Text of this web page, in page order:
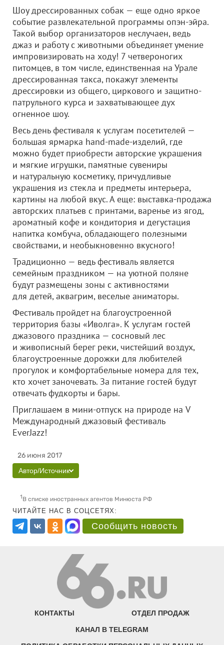
Шоу дрессированных собак — еще одно яркое
событие развлекательной программы опэн-эйра.
Такой выбор организаторов неслучаен, ведь
джаз и работу с животными объединяет умение
импровизировать на ходу! 7 четвероногих
питомцев, в том числе, единственная на Урале
дрессированная такса, покажут элементы
дрессировки из общего, циркового и защитно-
патрульного курса и захватывающее дух
огненное шоу.
Весь день фестиваля к услугам посетителей —
большая ярмарка hand-made-изделий, где
можно будет приобрести авторские украшения
и мягкие игрушки, памятные сувениры
и натуральную косметику, причудливые
украшения из стекла и предметы интерьера,
картины на любой вкус. А еще: выставка-продажа
авторских платьев с принтами, варенье из ягод,
ароматный кофе и кондитория и дегустация
напитка комбуча, обладающего полезными
свойствами, и необыкновенно вкусного!
Традиционно — ведь фестиваль является
семейным праздником — на уютной поляне
будут размещены зоны с активностями
для детей, аквагрим, веселые аниматоры.
Фестиваль пройдет на благоустроенной
территория базы «Иволга». К услугам гостей
джазового праздника — сосновый лес
и живописный берег реки, чистейший воздух,
благоустроенные дорожки для любителей
прогулок и комфортабельные номера для тех,
кто хочет заночевать. За питание гостей будут
отвечать фудкорты и бары.
Приглашаем в мини-отпуск на природе на V
Международный джазовый фестиваль
EverJazz!
26 июня 2017
Автор/Источник
1В списке иностранных агентов Минюста РФ
ЧИТАЙТЕ НАС В СОЦСЕТЯХ:
Сообщить новость
КОНТАКТЫ ОТДЕЛ ПРОДАЖ
КАНАЛ В TELEGRAM